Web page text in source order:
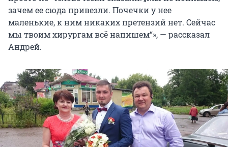
зачем ее сюда привезли. Почечки у нее
маленькие, к ним никаких претензий нет. Сейчас
мы твоим хирургам всё напишем“», — рассказал
Андрей.